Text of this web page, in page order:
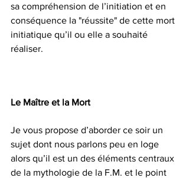
sa compréhension de l’initiation et en
conséquence la "réussite" de cette mort
initiatique qu’il ou elle a souhaité
réaliser.
Le Maître et la Mort
Je vous propose d’aborder ce soir un
sujet dont nous parlons peu en loge
alors qu’il est un des éléments centraux
de la mythologie de la F.M. et le point